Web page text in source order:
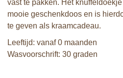
vast te pakken. Het
mooie geschenkdoos en is
te geven als kraamcadeau.
Leeftijd: vanaf 0 maanden
Wasvoorschrift: 30 graden